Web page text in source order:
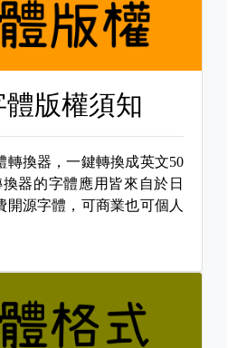
體版權須知
轉換器，一鍵轉換成英文50
換器的字體應用皆來自於日
開源字體，可商業也可個人